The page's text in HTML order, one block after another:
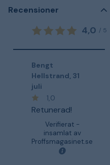
Recensioner
4,0 / 5
Bengt
Hellstrand 31
juli
1,0
Retunerad!
Verifierat -
insamlat av
Proffsmagasinet.se